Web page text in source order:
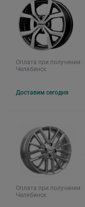
Оплата при получении
Челябинск
Доставим сегодня
Оплата при получении
Челябинск